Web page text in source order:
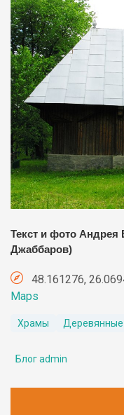
Текст и фото
Джаббаров)
48.161276,
Maps
Храмы
Блог admin